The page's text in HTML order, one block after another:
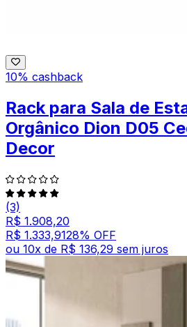
10% cashback
Rack para Sala de
Orgânico Dion D05
Decor
(3)
R$ 1.908,20
R$ 1.333,9128% OFF
ou 10x de R$ 136,29 sem juros